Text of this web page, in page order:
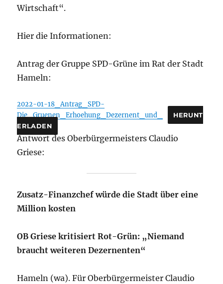
Wirtschaft“.
Hier die Informationen:
Antrag der Gruppe SPD-Grüne im Rat der Stadt
Hameln:
2022-01-18_Antrag_SPD-
Die_Gruenen_Erhoehung_Dezernent_und_
HERUNT
ERLADEN
Antwort des Oberbürgermeisters Claudio
Griese:
Zusatz-Finanzchef würde die Stadt über eine
Million kosten
OB Griese kritisiert Rot-Grün: „Niemand
braucht weiteren Dezernenten“
Hameln (wa). Für Oberbürgermeister Claudio